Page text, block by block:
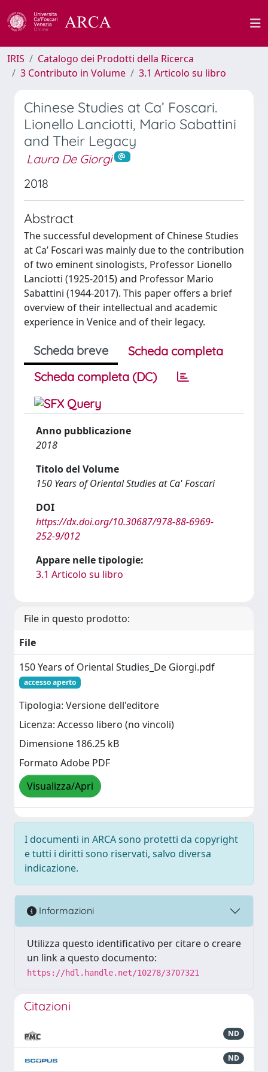
IRIS
Catalogo dei Prodotti della Ricerca
3 Contributo in Volume
3.1 Articolo su libro
Chinese Studies at Ca’ Foscari.
Lionello Lanciotti, Mario Sabattini
and Their Legacy
Laura De Giorgi
2018
Abstract
The successful development of Chinese Studies
at Ca’ Foscari was mainly due to the contribution
of two eminent sinologists, Professor Lionello
Lanciotti (1925-2015) and Professor Mario
Sabattini (1944-2017). This paper offers a brief
overview of their intellectual and academic
experience in Venice and of their legacy.
Scheda breve
Scheda completa
Scheda completa (DC)
Anno pubblicazione
2018
Titolo del Volume
150 Years of Oriental Studies at Ca' Foscari
DOI
https://dx.doi.org/10.30687/978-88-6969-
252-9/012
Appare nelle tipologie:
3.1 Articolo su libro
File in questo prodotto:
File
150 Years of Oriental Studies_De Giorgi.pdf
accesso aperto
Tipologia: Versione dell'editore
Licenza: Accesso libero (no vincoli)
Dimensione 186.25 kB
Formato Adobe PDF
Visualizza/Apri
I documenti in ARCA sono protetti da copyright
e tutti i diritti sono riservati, salvo diversa
indicazione.
Informazioni
Utilizza questo identificativo per citare o creare
un link a questo documento:
https://hdl.handle.net/10278/3707321
Citazioni
ND
ND